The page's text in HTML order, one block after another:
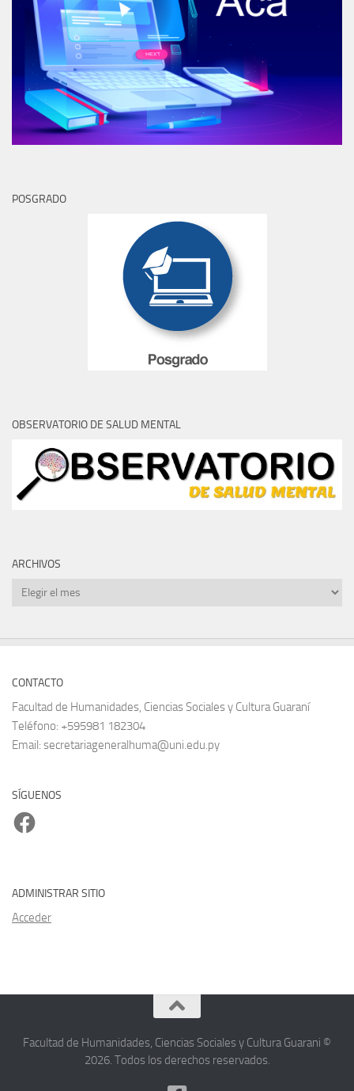
POSGRADO
OBSERVATORIO DE SALUD MENTAL
ARCHIVOS
Archivos
CONTACTO
Facultad de Humanidades, Ciencias Sociales y Cultura Guaraní
Teléfono: +595981 182304
Email: secretariageneralhuma@uni.edu.py
SÍGUENOS
Facebook
ADMINISTRAR SITIO
Acceder
Facultad de Humanidades, Ciencias Sociales y Cultura Guarani ©
2026. Todos los derechos reservados.